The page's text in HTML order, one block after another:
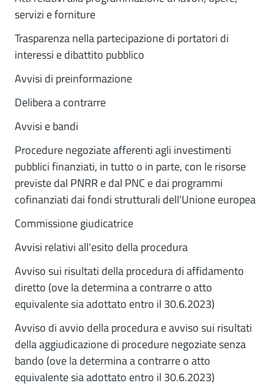
servizi e forniture
Trasparenza nella partecipazione di portatori di
interessi e dibattito pubblico
Avvisi di preinformazione
Delibera a contrarre
Avvisi e bandi
Procedure negoziate afferenti agli investimenti
pubblici finanziati, in tutto o in parte, con le risorse
previste dal PNRR e dal PNC e dai programmi
cofinanziati dai fondi strutturali dell'Unione europea
Commissione giudicatrice
Avvisi relativi all'esito della procedura
Avviso sui risultati della procedura di affidamento
diretto (ove la determina a contrarre o atto
equivalente sia adottato entro il 30.6.2023)
Avviso di avvio della procedura e avviso sui risultati
della aggiudicazione di procedure negoziate senza
bando (ove la determina a contrarre o atto
equivalente sia adottato entro il 30.6.2023)